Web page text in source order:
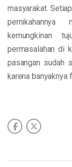
masyarakat.
kemungkinan
permasalahan di
pasangan sudah
karena banyaknya